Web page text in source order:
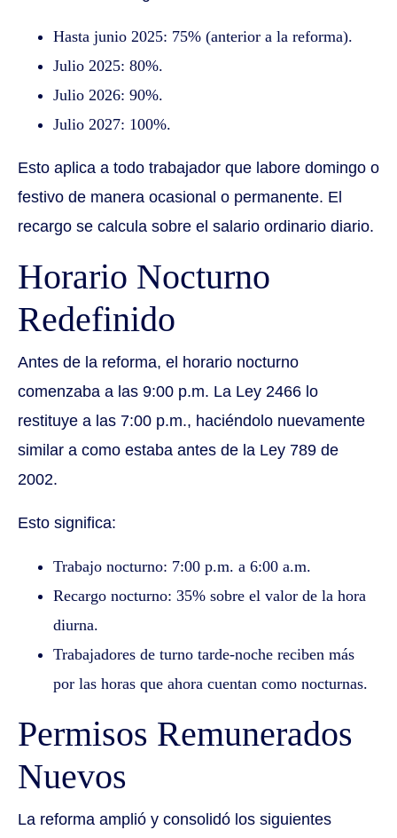
Hasta junio 2025: 75% (anterior a la reforma).
Julio 2025: 80%.
Julio 2026: 90%.
Julio 2027: 100%.
Esto aplica a todo trabajador que labore domingo o
festivo de manera ocasional o permanente. El
recargo se calcula sobre el salario ordinario diario.
Horario Nocturno
Redefinido
Antes de la reforma, el horario nocturno
comenzaba a las 9:00 p.m. La Ley 2466 lo
restituye a las 7:00 p.m., haciéndolo nuevamente
similar a como estaba antes de la Ley 789 de
2002.
Esto significa:
Trabajo nocturno: 7:00 p.m. a 6:00 a.m.
Recargo nocturno: 35% sobre el valor de la hora
diurna.
Trabajadores de turno tarde-noche reciben más
por las horas que ahora cuentan como nocturnas.
Permisos Remunerados
Nuevos
La reforma amplió y consolidó los siguientes